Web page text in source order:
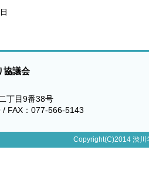
協議会
丁目9番38号
FAX：077-566-5143
Copyright(C)2014 渋川